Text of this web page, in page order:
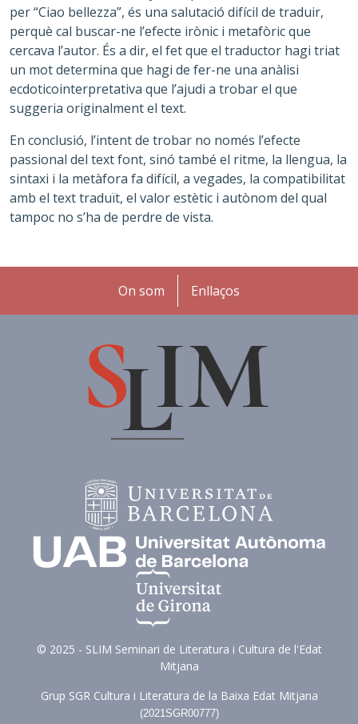
per “Ciao bellezza”, és una salutació difícil de traduir,
perquè cal buscar-ne l’efecte irònic i metafòric que
cercava l’autor. És a dir, el fet que el traductor hagi triat
un mot determina que hagi de fer-ne una anàlisi
ecdoticointerpretativa que l’ajudi a trobar el que
suggeria originalment el text.
En conclusió, l’intent de trobar no només l’efecte
passional del text font, sinó també el ritme, la llengua, la
sintaxi i la metàfora fa difícil, a vegades, la compatibilitat
amb el text traduït, el valor estètic i autònom del qual
tampoc no s’ha de perdre de vista.
Peu
On som Enllaços
© 2025 - SLIM Seminari de Literatura i Cultura de l'Edat
Mitjana
Grup SGR Cultura i Literatura de la Baixa Edat Mitjana
(2021SGR00777)